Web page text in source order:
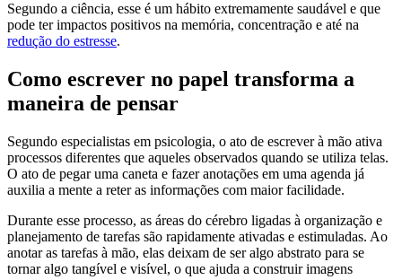
Segundo a ciência, esse é um hábito extremamente saudável e que
pode ter impactos positivos na memória, concentração e até na
redução do estresse.
Como escrever no papel transforma a
maneira de pensar
Segundo especialistas em psicologia, o ato de escrever à mão ativa
processos diferentes que aqueles observados quando se utiliza telas.
O ato de pegar uma caneta e fazer anotações em uma agenda já
auxilia a mente a reter as informações com maior facilidade.
Durante esse processo, as áreas do cérebro ligadas à organização e
planejamento de tarefas são rapidamente ativadas e estimuladas. Ao
anotar as tarefas à mão, elas deixam de ser algo abstrato para se
tornar algo tangível e visível, o que ajuda a construir imagens